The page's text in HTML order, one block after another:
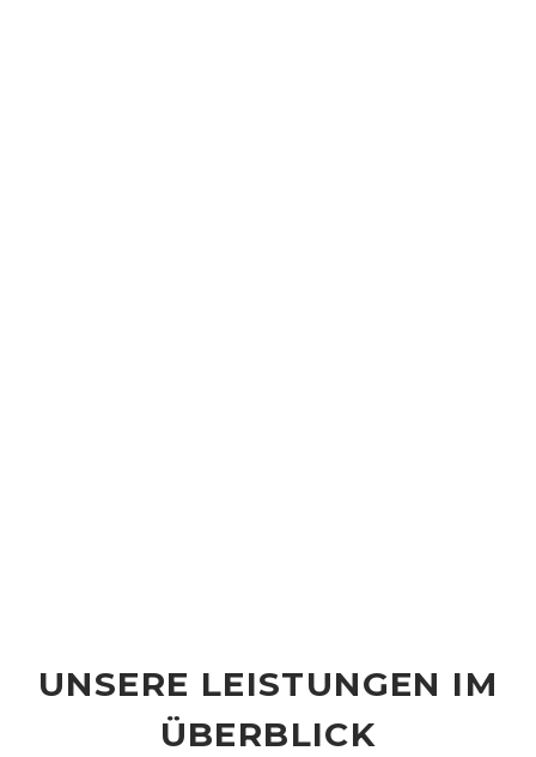
UNSERE LEISTUNGEN IM
ÜBERBLICK